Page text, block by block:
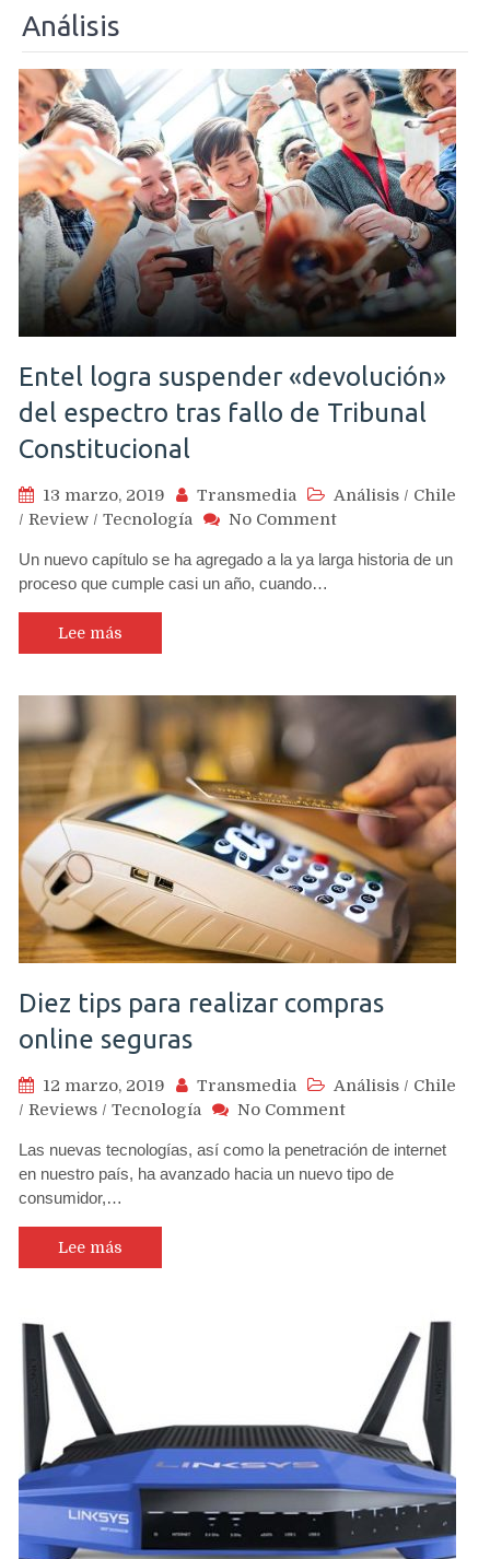
Análisis
Entel logra suspender «devolución»
del espectro tras fallo de Tribunal
Constitucional
13 marzo, 2019 Transmedia Análisis / Chile
/ Review / Tecnología No Commenton
logra
fallo
Tribunal
Constitucional
Un nuevo capítulo se ha agregado a la ya larga historia de un
proceso que cumple casi un año, cuando…
Lee más
Diez tips para realizar compras
online seguras
12 marzo, 2019 Transmedia Análisis / Chile
/ Reviews / Tecnología No Commenton
tips
para
Las nuevas tecnologías, así como la penetración de internet
en nuestro país, ha avanzado hacia un nuevo tipo de
consumidor,…
Lee más